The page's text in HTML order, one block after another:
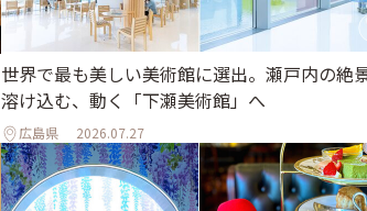
世界で最も美しい美術館に選出。瀬戸内の絶
溶け込む、動く「下瀬美術館」へ
広島県 2026.07.27